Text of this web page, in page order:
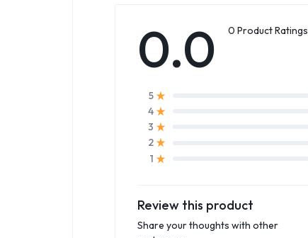
0.0 0 Product Ratings
5
4
3
2
1
Review this product
Share your thoughts with other